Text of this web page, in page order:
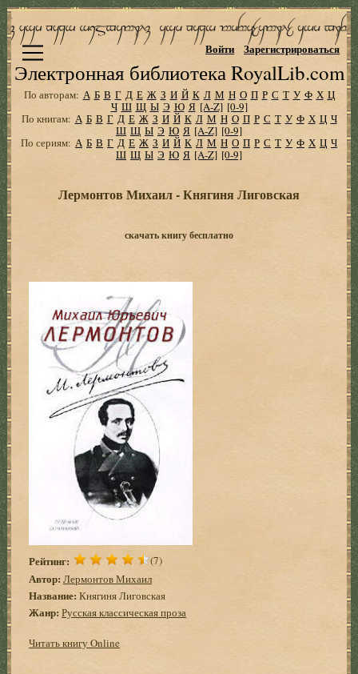
Электронная библиотека RoyalLib.com
Войти Зарегистрироваться
По авторам: А Б В Г Д Е Ж З И Й К Л М Н О П Р С Т У Ф Х Ц
Ч Ш Щ Ы Э Ю Я [A-Z] [0-9]
По книгам: А Б В Г Д Е Ж З И Й К Л М Н О П Р С Т У Ф Х Ц Ч
Ш Щ Ы Э Ю Я [A-Z] [0-9]
По сериям: А Б В Г Д Е Ж З И Й К Л М Н О П Р С Т У Ф Х Ц Ч
Ш Щ Ы Э Ю Я [A-Z] [0-9]
Лермонтов Михаил - Княгиня Лиговская
скачать книгу бесплатно
Рейтинг: (7)
Автор: Лермонтов Михаил
Название: Княгиня Лиговская
Жанр: Русская классическая проза
Читать книгу Online